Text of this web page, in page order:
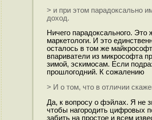
> и при этом парадоксально
доход.
Ничего парадоксального. Это
маркетологи. И это
осталось в том же
впариватели из микрософта
зимой, эскимосам. Если
прошлогодний. К сожалению
> И о том, что в отличии
Да, к вопросу о фэйлах. Я не
чтобы нагородить цифровых
забить на простое и всем